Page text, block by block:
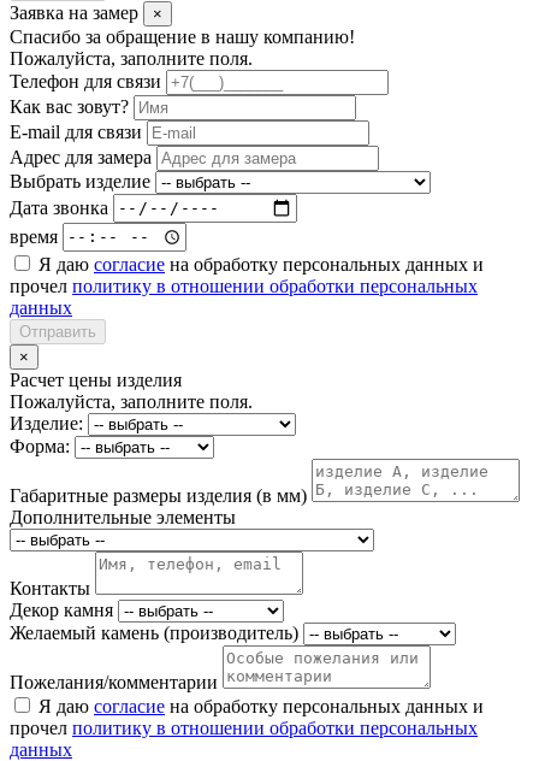
Заявка на замер ×
Спасибо за обращение в нашу компанию!
Пожалуйста, заполните поля.
Телефон для связи
Как вас зовут?
E-mail для связи
Адрес для замера
Выбрать изделие
Дата звонка
время
Я даю согласие на обработку персональных данных и
прочел политику в отношении обработки персональных
данных
Отправить
×
Расчет цены изделия
Пожалуйста, заполните поля.
Изделие:
Форма:
Габаритные размеры изделия (в мм)
Дополнительные элементы
Контакты
Декор камня
Желаемый камень (производитель)
Пожелания/комментарии
Я даю согласие на обработку персональных данных и
прочел политику в отношении обработки персональных
данных